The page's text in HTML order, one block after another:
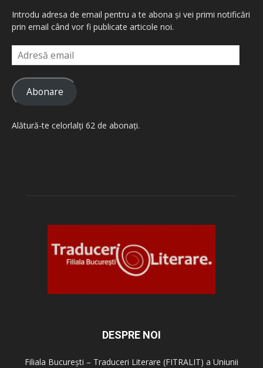
Introdu adresa de email pentru a te abona și vei primi notificări
prin email când vor fi publicate articole noi.
Adresă
email
Abonare
Alătură-te celorlalți 62 de abonați.
DESPRE NOI
Filiala București – Traduceri Literare (FITRALIT) a Uniunii